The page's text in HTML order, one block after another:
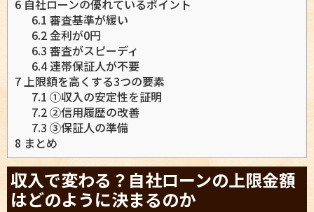
6 自社ローンの優れているポイント
6.1 審査基準が緩い
6.2金利が0円
6.3 審査がスピーディ
6.4連帯保証人が不要
7上限額を高くする3つの要素
7.1 ①収入の安定性を証明
7.2②信用履歴の改善
7.3 ③保証人の準備
8 まとめ
収入で変わる？自社ローンの上限金額
はどのように決まるのか